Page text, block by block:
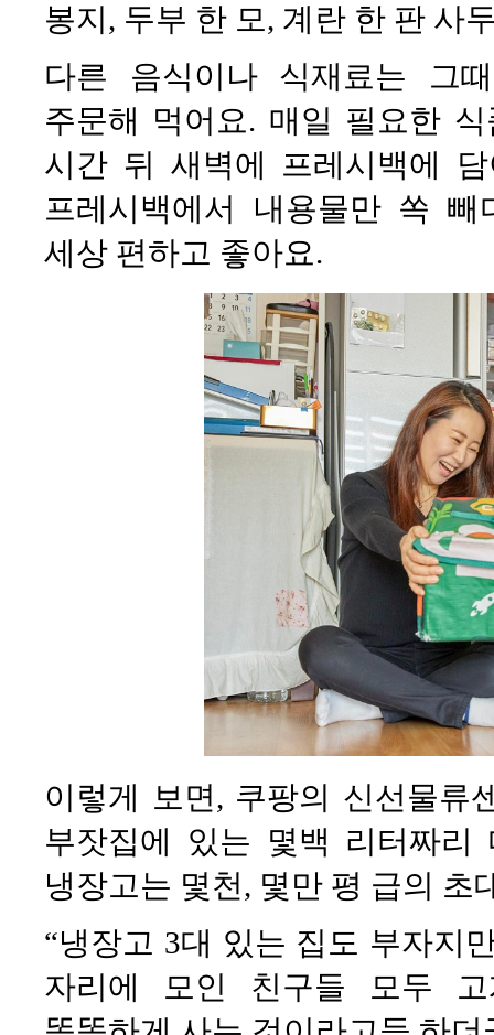
봉지, 두부 한 모, 계란 한 판 사
다른 음식이나 식재료는 그
주문해 먹어요. 매일 필요한
시간 뒤 새벽에 프레시백에
프레시백에서 내용물만 쏙
세상 편하고 좋아요.
이렇게 보면, 쿠팡의 신선물류
부잣집에 있는 몇백 리터짜리
냉장고는 몇천, 몇만 평 급의
“냉장고 3대 있는 집도 부자지
자리에 모인 친구들 모두